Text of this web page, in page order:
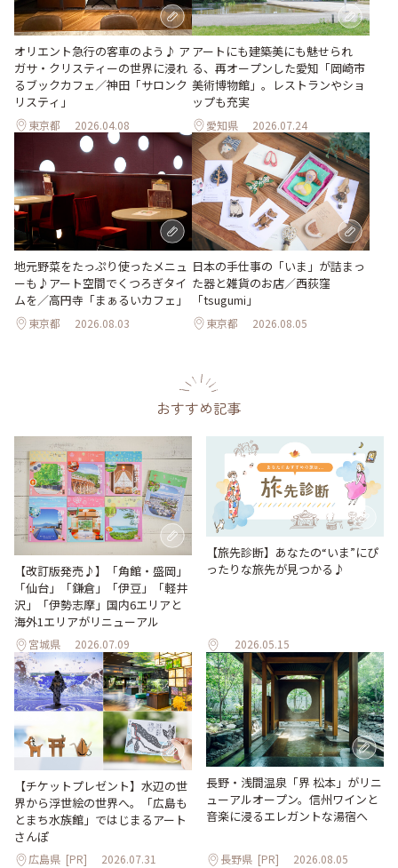
オリエント急行の客車のよう♪ ア
ガサ・クリスティーの世界に浸れ
るブックカフェ／神田「サロンク
リスティ」
東京都 2026.04.08
アートにも建築美にも魅せられ
る、再オープンした愛知「岡崎市
美術博物館」。レストランやショ
ップも充実
愛知県 2026.07.24
地元野菜をたっぷり使ったメニュ
ーも♪アート空間でくつろぎタイ
ムを／高円寺「まぁるいカフェ」
東京都 2026.08.03
日本の手仕事の「いま」が詰まっ
た器と雑貨のお店／西荻窪
「tsugumi」
東京都 2026.08.05
おすすめ記事
【改訂版発売♪】「角館・盛岡」
「仙台」「鎌倉」「伊豆」「軽井
沢」「伊勢志摩」国内6エリアと
海外1エリアがリニューアル
宮城県 2026.07.09
【旅先診断】あなたの“いま”にぴ
ったりな旅先が見つかる♪
2026.05.15
【チケットプレゼント】水辺の世
界から浮世絵の世界へ。「広島も
とまち水族館」ではじまるアート
さんぽ
広島県 [PR] 2026.07.31
長野・浅間温泉「界 松本」がリニ
ューアルオープン。信州ワインと
音楽に浸るエレガントな湯宿へ
長野県 [PR] 2026.08.05